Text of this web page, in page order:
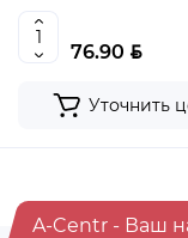
76.90 BYN
Уточнить
A-Centr - Ваш